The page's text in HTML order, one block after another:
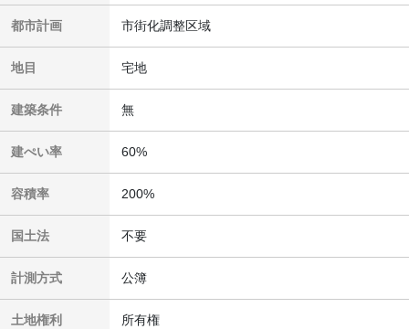
都市計画 市街化調整区域
地目 宅地
建築条件 無
建ぺい率 60%
容積率 200%
国土法 不要
計測方式 公簿
土地権利 所有権